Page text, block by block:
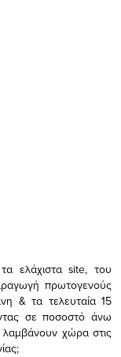
ελάχισταsite, του
πρωτογενούς
& τα τελευταία 15
σε ποσοστό άνω
χώρα στις